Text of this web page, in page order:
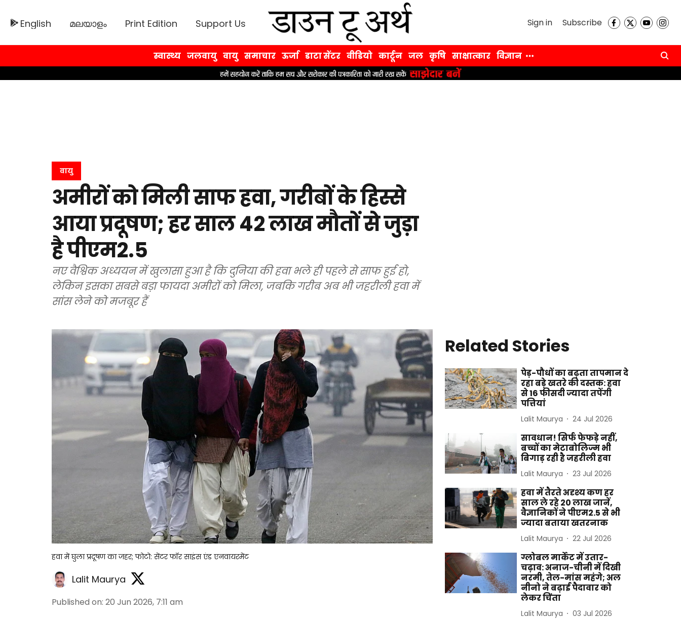
English മലയാളം Print Edition Support Us Sign in Subscribe
स्वास्थ्य जलवायु वायु समाचार ऊर्जा डाटा सेंटर वीडियो कार्टून जल कृषि साक्षात्कार विज्ञान
वायु
अमीरों को मिली साफ हवा, गरीबों के हिस्से
आया प्रदूषण; हर साल 42 लाख मौतों से जुड़ा
है पीएम2.5
नए वैश्विक अध्ययन में खुलासा हुआ है कि दुनिया की हवा भले ही पहले से साफ हुई हो,
लेकिन इसका सबसे बड़ा फायदा अमीरों को मिला, जबकि गरीब अब भी जहरीली हवा में
सांस लेने को मजबूर हैं
हवा में घुला प्रदूषण का जहर; फोटो: सेंटर फॉर साइंस एंड एनवायरमेंट
Lalit Maurya
Published on: 20 Jun 2026, 7:11 am
Related Stories
पेड़-पौधों का बढ़ता तापमान दे
रहा बड़े खतरे की दस्तक: हवा
से 16 फीसदी ज्यादा तपेंगी
पत्तियां
Lalit Maurya 24 Jul 2026
सावधान! सिर्फ फेफड़े नहीं,
बच्चों का मेटाबोलिज्म भी
बिगाड़ रही है जहरीली हवा
Lalit Maurya 23 Jul 2026
हवा में तैरते अदृश्य कण हर
साल ले रहे 20 लाख जानें,
वैज्ञानिकों ने पीएम2.5 से भी
ज्यादा बताया खतरनाक
Lalit Maurya 22 Jul 2026
ग्लोबल मार्केट में उतार-
चढ़ाव: अनाज-चीनी में दिखी
नरमी, तेल-मांस महंगे; अल
नीनो ने बढ़ाई पैदावार को
लेकर चिंता
Lalit Maurya 03 Jul 2026